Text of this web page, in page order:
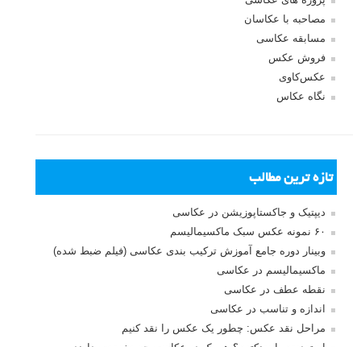
مصاحبه با عکاسان
مسابقه عکاسی
فروش عکس
عکس‌کاوی
نگاه عکاس
تازه ترین مطالب
دیپتیک و جاکستا‌پوزیشن در عکاسی
۶۰ نمونه عکس سبک ماکسیمالیسم
وبینار دوره جامع آموزش ترکیب بندی عکاسی (فیلم ضبط شده)
ماکسیمالیسم در عکاسی
نقطه عطف در عکاسی
اندازه و تناسب در عکاسی
مراحل نقد عکس: چطور یک عکس را نقد کنیم